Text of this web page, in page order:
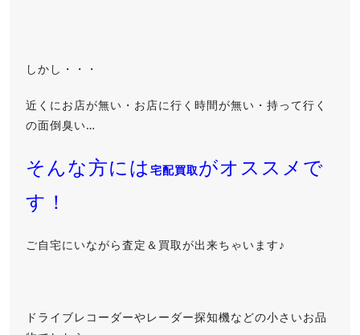
しかし・・・
近くにお店が無い・お店に行く時間が無い・持って行く
の面倒臭い…
そんな方には 宅配買取がオススメで
す！
ご自宅にいながら査定＆買取が出来ちゃいます♪
ドライブレコーダーやレーダー探知機などの小さいお品